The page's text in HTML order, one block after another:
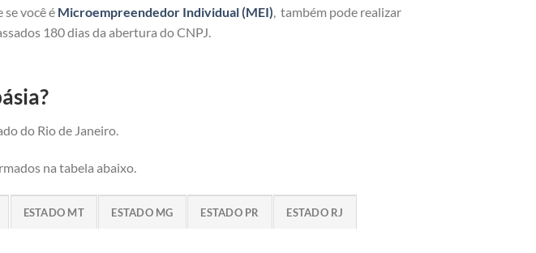
você é Microempreendedor Individual (MEI) , também pode realizar
180 dias da abertura do CNPJ.
do Rio de Janeiro.
na tabela abaixo.
ESTADO MT ESTADO MG ESTADO PR ESTADO RJ